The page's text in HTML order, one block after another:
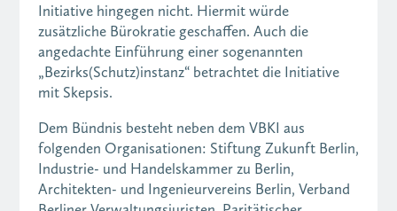
Initiative hingegen nicht. Hiermit würde
zusätzliche Bürokratie geschaffen. Auch die
angedachte Einführung einer sogenannten
„Bezirks(Schutz)instanz“ betrachtet die Initiative
mit Skepsis.
Dem Bündnis besteht neben dem VBKI aus
folgenden Organisationen: Stiftung Zukunft Berlin,
Industrie- und Handelskammer zu Berlin,
Architekten- und Ingenieurvereins Berlin, Verband